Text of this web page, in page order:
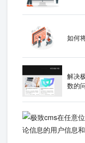
如何
解决
数的